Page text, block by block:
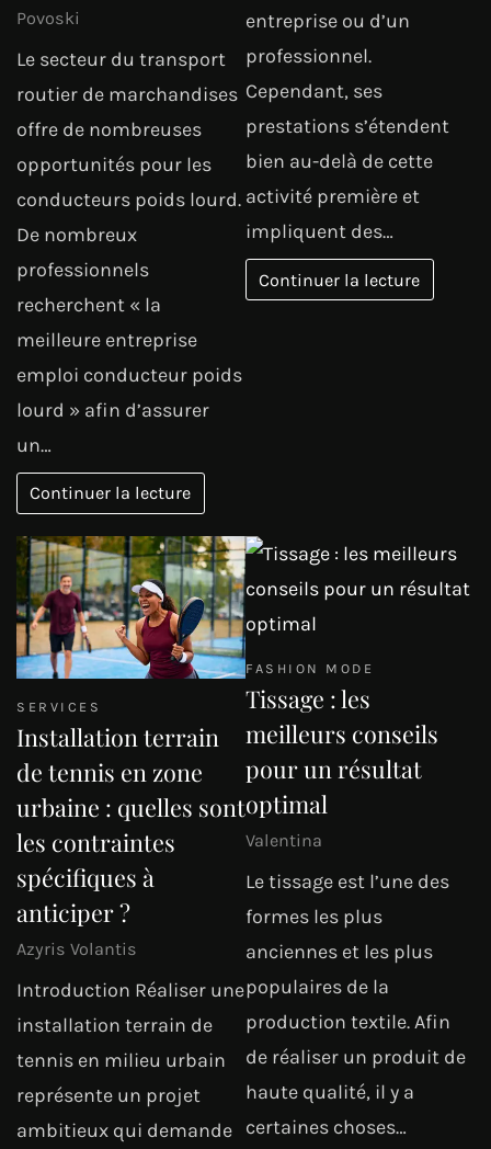
Povoski
Le secteur du transport
routier de marchandises
offre de nombreuses
opportunités pour les
conducteurs poids lourd.
De nombreux
professionnels
recherchent « la
meilleure entreprise
emploi conducteur poids
lourd » afin d’assurer
un…
Continuer la lecture
entreprise ou d’un
professionnel.
Cependant, ses
prestations s’étendent
bien au-delà de cette
activité première et
impliquent des…
Continuer la lecture
SERVICES
Installation terrain
de tennis en zone
urbaine : quelles sont
les contraintes
spécifiques à
anticiper ?
Azyris Volantis
Introduction Réaliser une
installation terrain de
tennis en milieu urbain
représente un projet
ambitieux qui demande
FASHION MODE
Tissage : les
meilleurs conseils
pour un résultat
optimal
Valentina
Le tissage est l’une des
formes les plus
anciennes et les plus
populaires de la
production textile. Afin
de réaliser un produit de
haute qualité, il y a
certaines choses…